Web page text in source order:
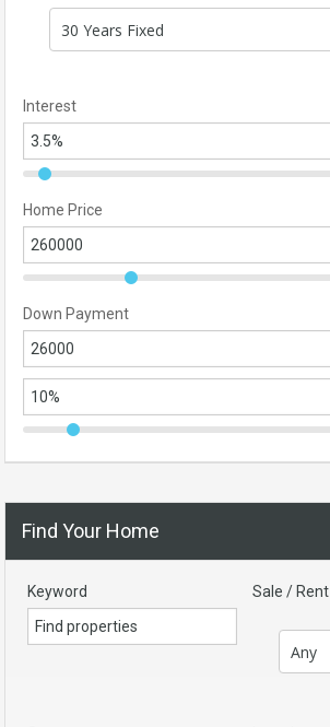
Interest
Home Price
Down Payment
Find Your Home
Keyword Sale / Rent